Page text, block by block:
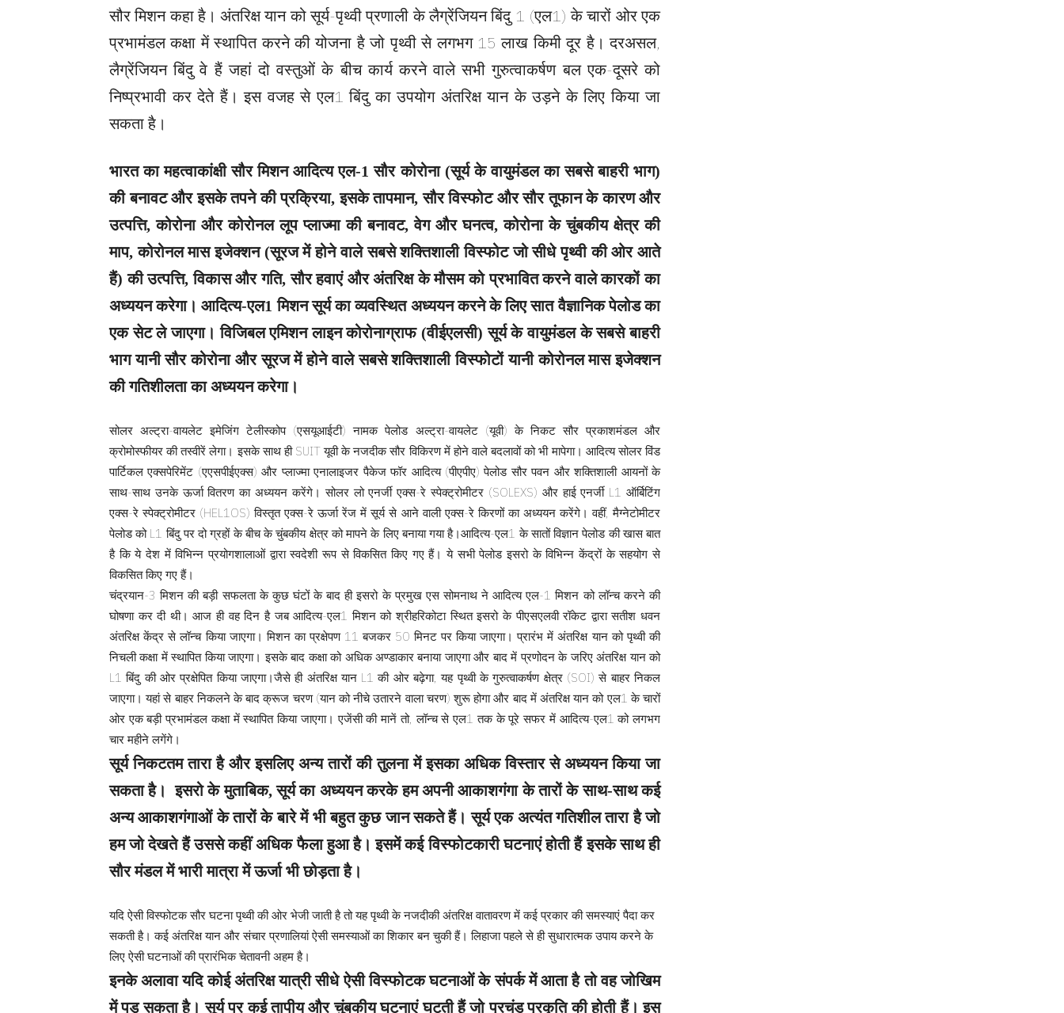
सौर मिशन कहा है। अंतरिक्ष यान को सूर्य-पृथ्वी प्रणाली के लैग्रेंजियन बिंदु 1 (एल1) के चारों ओर एक
प्रभामंडल कक्षा में स्थापित करने की योजना है जो पृथ्वी से लगभग 15 लाख किमी दूर है। दरअसल,
लैग्रेंजियन बिंदु वे हैं जहां दो वस्तुओं के बीच कार्य करने वाले सभी गुरुत्वाकर्षण बल एक-दूसरे को
निष्प्रभावी कर देते हैं। इस वजह से एल1 बिंदु का उपयोग अंतरिक्ष यान के उड़ने के लिए किया जा
सकता है।
भारत का महत्वाकांक्षी सौर मिशन आदित्य एल-1 सौर कोरोना (सूर्य के वायुमंडल का सबसे बाहरी भाग)
की बनावट और इसके तपने की प्रक्रिया, इसके तापमान, सौर विस्फोट और सौर तूफान के कारण और
उत्पत्ति, कोरोना और कोरोनल लूप प्लाज्मा की बनावट, वेग और घनत्व, कोरोना के चुंबकीय क्षेत्र की
माप, कोरोनल मास इजेक्शन (सूरज में होने वाले सबसे शक्तिशाली विस्फोट जो सीधे पृथ्वी की ओर आते
हैं) की उत्पत्ति, विकास और गति, सौर हवाएं और अंतरिक्ष के मौसम को प्रभावित करने वाले कारकों का
अध्ययन करेगा। आदित्य-एल1 मिशन सूर्य का व्यवस्थित अध्ययन करने के लिए सात वैज्ञानिक पेलोड का
एक सेट ले जाएगा। विजिबल एमिशन लाइन कोरोनाग्राफ (वीईएलसी) सूर्य के वायुमंडल के सबसे बाहरी
भाग यानी सौर कोरोना और सूरज में होने वाले सबसे शक्तिशाली विस्फोटों यानी कोरोनल मास इजेक्शन
की गतिशीलता का अध्ययन करेगा।
सोलर अल्ट्रा-वायलेट इमेजिंग टेलीस्कोप (एसयूआईटी) नामक पेलोड अल्ट्रा-वायलेट (यूवी) के निकट सौर प्रकाशमंडल और
क्रोमोस्फीयर की तस्वीरें लेगा। इसके साथ ही SUIT यूवी के नजदीक सौर विकिरण में होने वाले बदलावों को भी मापेगा। आदित्य सोलर विंड
पार्टिकल एक्सपेरिमेंट (एएसपीईएक्स) और प्लाज्मा एनालाइजर पैकेज फॉर आदित्य (पीएपीए) पेलोड सौर पवन और शक्तिशाली आयनों के
साथ-साथ उनके ऊर्जा वितरण का अध्ययन करेंगे। सोलर लो एनर्जी एक्स-रे स्पेक्ट्रोमीटर (SOLEXS) और हाई एनर्जी L1 ऑर्बिटिंग
एक्स-रे स्पेक्ट्रोमीटर (HEL1OS) विस्तृत एक्स-रे ऊर्जा रेंज में सूर्य से आने वाली एक्स-रे किरणों का अध्ययन करेंगे। वहीं, मैग्नेटोमीटर
पेलोड को L1 बिंदु पर दो ग्रहों के बीच के चुंबकीय क्षेत्र को मापने के लिए बनाया गया है।आदित्य-एल1 के सातों विज्ञान पेलोड की खास बात
है कि ये देश में विभिन्न प्रयोगशालाओं द्वारा स्वदेशी रूप से विकसित किए गए हैं। ये सभी पेलोड इसरो के विभिन्न केंद्रों के सहयोग से
विकसित किए गए हैं।
चंद्रयान-3 मिशन की बड़ी सफलता के कुछ घंटों के बाद ही इसरो के प्रमुख एस सोमनाथ ने आदित्य एल-1 मिशन को लॉन्च करने की
घोषणा कर दी थी। आज ही वह दिन है जब आदित्य-एल1 मिशन को श्रीहरिकोटा स्थित इसरो के पीएसएलवी रॉकेट द्वारा सतीश धवन
अंतरिक्ष केंद्र से लॉन्च किया जाएगा। मिशन का प्रक्षेपण 11 बजकर 50 मिनट पर किया जाएगा। प्रारंभ में अंतरिक्ष यान को पृथ्वी की
निचली कक्षा में स्थापित किया जाएगा। इसके बाद कक्षा को अधिक अण्डाकार बनाया जाएगा और बाद में प्रणोदन के जरिए अंतरिक्ष यान को
L1 बिंदु की ओर प्रक्षेपित किया जाएगा।जैसे ही अंतरिक्ष यान L1 की ओर बढ़ेगा, यह पृथ्वी के गुरुत्वाकर्षण क्षेत्र (SOI) से बाहर निकल
जाएगा। यहां से बाहर निकलने के बाद क्रूज चरण (यान को नीचे उतारने वाला चरण) शुरू होगा और बाद में अंतरिक्ष यान को एल1 के चारों
ओर एक बड़ी प्रभामंडल कक्षा में स्थापित किया जाएगा। एजेंसी की मानें तो, लॉन्च से एल1 तक के पूरे सफर में आदित्य-एल1 को लगभग
चार महीने लगेंगे।
सूर्य निकटतम तारा है और इसलिए अन्य तारों की तुलना में इसका अधिक विस्तार से अध्ययन किया जा
सकता है। इसरो के मुताबिक, सूर्य का अध्ययन करके हम अपनी आकाशगंगा के तारों के साथ-साथ कई
अन्य आकाशगंगाओं के तारों के बारे में भी बहुत कुछ जान सकते हैं। सूर्य एक अत्यंत गतिशील तारा है जो
हम जो देखते हैं उससे कहीं अधिक फैला हुआ है। इसमें कई विस्फोटकारी घटनाएं होती हैं इसके साथ ही
सौर मंडल में भारी मात्रा में ऊर्जा भी छोड़ता है।
यदि ऐसी विस्फोटक सौर घटना पृथ्वी की ओर भेजी जाती है तो यह पृथ्वी के नजदीकी अंतरिक्ष वातावरण में कई प्रकार की समस्याएं पैदा कर
सकती है। कई अंतरिक्ष यान और संचार प्रणालियां ऐसी समस्याओं का शिकार बन चुकी हैं। लिहाजा पहले से ही सुधारात्मक उपाय करने के
लिए ऐसी घटनाओं की प्रारंभिक चेतावनी अहम है।
इनके अलावा यदि कोई अंतरिक्ष यात्री सीधे ऐसी विस्फोटक घटनाओं के संपर्क में आता है तो वह जोखिम
में पड़ सकता है। सूर्य पर कई तापीय और चुंबकीय घटनाएं घटती हैं जो प्रचंड प्रकृति की होती हैं। इस